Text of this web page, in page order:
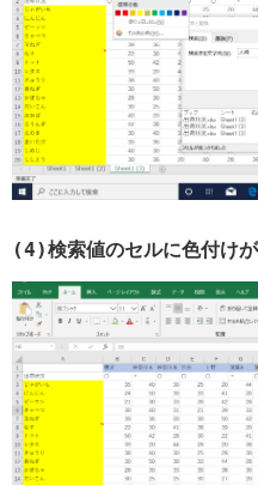
(4)検索値のセルに色付けが